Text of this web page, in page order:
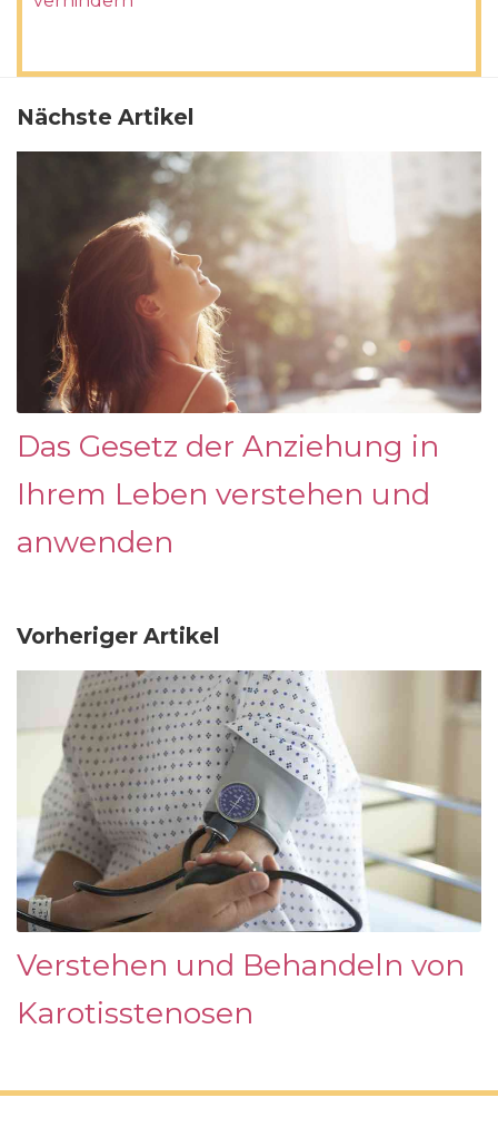
Nächste Artikel
Das Gesetz der Anziehung in
Ihrem Leben verstehen und
anwenden
Vorheriger Artikel
Verstehen und Behandeln von
Karotisstenosen